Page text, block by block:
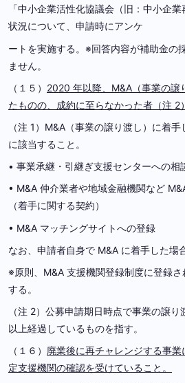
「中小企業活性化協議会（旧：中小企
状況について、申請時にアンケ
ートを実施する。※回答内容が補助金の
ません。
（１５） 2020 年以降、M&A（事業の譲
たものの、成約に至らなかった者（注 2
（注 1）M&A（事業の譲り渡し）に着
に該当すること。
• 事業承継・引継ぎ支援センターへの相
• M&A 仲介業者や地域金融機関など
（着手に関する契約）
• M&A マッチングサイトへの登録
なお、申請者自身で M&A に着手した場
※原則、M&A 支援機関登録制度に登録
する。
（注 2）公募申請期日時点で事業の譲
以上経過しているものを指す。
（１６） 廃業後に再チャレンジする事
定支援機関の確認を受けていること。